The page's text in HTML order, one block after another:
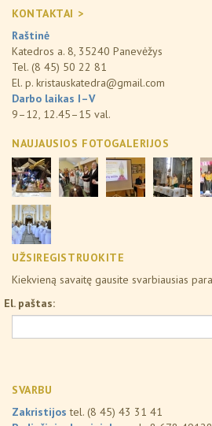
KONTAKTAI >
Raštinė
Katedros a. 8, 35240 Panevėžys
Tel. (8 45) 50 22 81
El. p. kristauskatedra@gmail.com
Darbo laikas I–V
9–12, 12.45–15 val.
NAUJAUSIOS FOTOGALERIJOS
UŽSIREGISTRUOKITE
Kiekvieną savaitę gausite svarbiausias
El. paštas:
SVARBU
Zakristijos tel. (8 45) 43 31 41